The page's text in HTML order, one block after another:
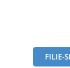
FILIE-